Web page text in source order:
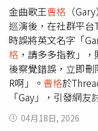
金曲歌王曹格 （
巡演後，在社群平
時誤將英文名字「
格 ，請多多指教」
後察覺錯誤，立即
R啊」。 曹格於
「Gay」，引發網
supergarychaw）
演「打開耳朵聽我
04月18日, 2026